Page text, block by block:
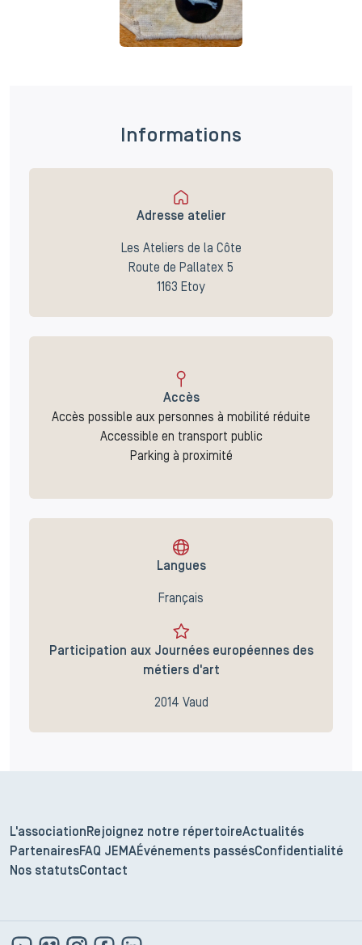
Informations
Adresse atelier
Les Ateliers de la Côte
Route de Pallatex 5
1163 Etoy
Accès
Accès possible aux personnes à mobilité réduite
Accessible en transport public
Parking à proximité
Langues
Français
Participation aux Journées européennes des
métiers d'art
2014 Vaud
L'association Rejoignez notre répertoireActualités
PartenairesFAQ JEMAÉvénements passésConfidentialité
Nos statutsContact